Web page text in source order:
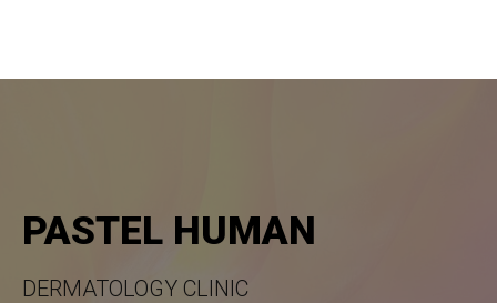
PASTEL HUMAN
DERMATOLOGY CLINIC